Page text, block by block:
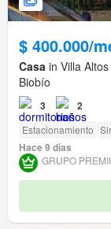
$ 400.000/
Casa in Villa
Biobío
3 2
Estacionamiento
Hace 9 días
GRUPO